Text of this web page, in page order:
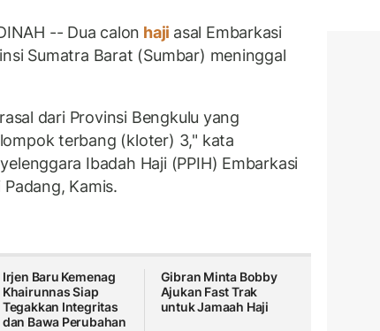
-- Dua calon haji asal Embarkasi
Sumatra Barat (Sumbar) meninggal
dari Provinsi Bengkulu yang
terbang (kloter) 3," kata
Ibadah Haji (PPIH) Embarkasi
Kamis.
Irjen Baru Kemenag
Khairunnas Siap
Tegakkan Integritas
dan Bawa Perubahan
Gibran Minta Bobby
Ajukan Fast Trak
untuk Jamaah Haji